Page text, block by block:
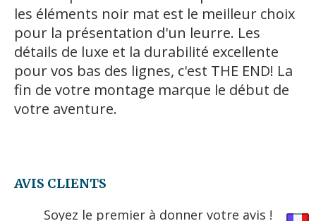
les éléments noir mat est le meilleur choix
pour la présentation d'un leurre. Les
détails de luxe et la durabilité excellente
pour vos bas des lignes, c'est THE END! La
fin de votre montage marque le début de
votre aventure.
AVIS CLIENTS
Soyez le premier à donner votre avis !